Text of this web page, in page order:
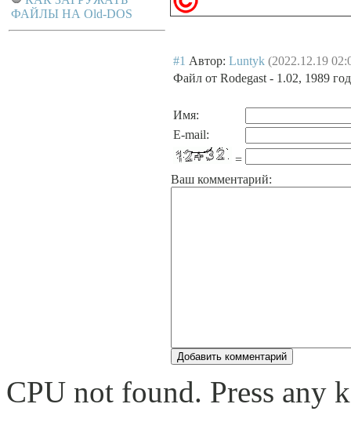
ФАЙЛЫ НА Old-DOS
#1 Автор: Luntyk (2022.12.19
Файл от Rodegast - 1.02, 1989
Имя:
E-mail:
=
Ваш комментарий:
CPU not found. Press any